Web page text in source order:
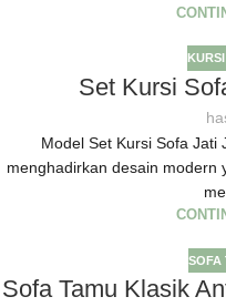
Set Kursi
Model Set Kursi Sofa Jati
menghadirkan desain modern
SOFA
Sofa Tamu Klasik